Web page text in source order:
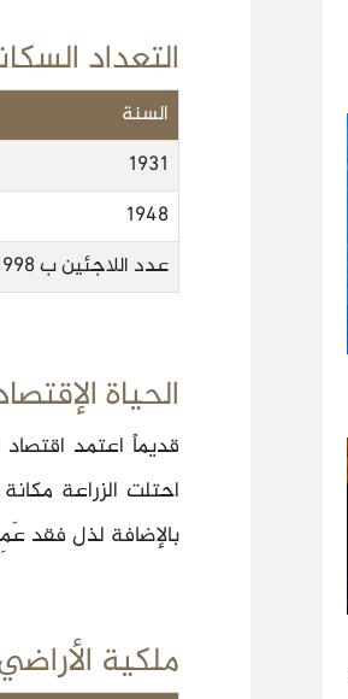
التعداد
السنة
1931
1948
عدد اللاجئين ب 1998
الحياة
قديماً اعتمد اقتصاد
احتلت الزراعة
بالإضافة لذل فقد
ملكية